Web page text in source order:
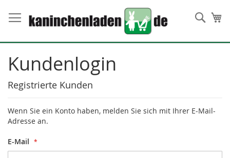
zum
Inhalt
Kundenlogin
Registrierte Kunden
Wenn Sie ein Konto haben, melden Sie sich mit Ihrer E-Mail-
Adresse an.
E-Mail